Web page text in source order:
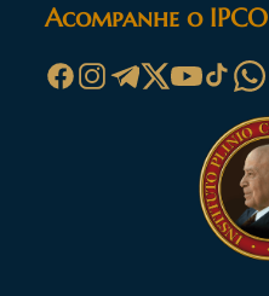
Acompanhe o IPCO